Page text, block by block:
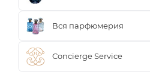
Вся парфюмерия
Concierge Service